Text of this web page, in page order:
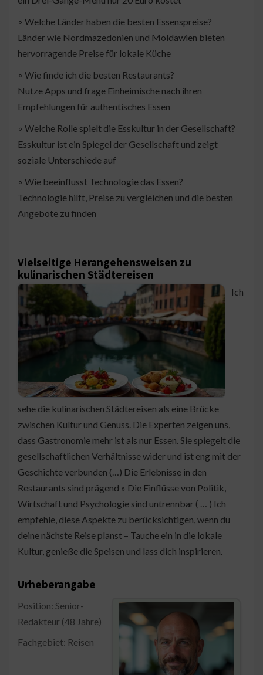
◦ Welche Länder haben die besten Essenspreise?
Länder wie Nordmazedonien und Moldawien bieten
hervorragende Preise für lokale Küche
◦ Wie finde ich die besten Restaurants?
Nutze Apps und frage Einheimische nach ihren
Empfehlungen für authentisches Essen
◦ Welche Rolle spielt die Esskultur in der Gesellschaft?
Esskultur ist ein Spiegel der Gesellschaft und zeigt
soziale Unterschiede auf
◦ Wie beeinflusst Technologie das Essen?
Technologie hilft, Preise zu vergleichen und die besten
Angebote zu finden
Vielseitige Herangehensweisen zu
kulinarischen Städtereisen
Ich
sehe die kulinarischen Städtereisen als eine Brücke
zwischen Kultur und Genuss. Die Experten zeigen uns,
dass Gastronomie mehr ist als nur Essen. Sie spiegelt die
gesellschaftlichen Verhältnisse wider und ist eng mit der
Geschichte verbunden (…) Die Erlebnisse in den
Restaurants sind prägend » Die Einflüsse von Politik,
Wirtschaft und Psychologie sind untrennbar ( … ) Ich
empfehle, diese Aspekte zu berücksichtigen, wenn du
deine nächste Reise planst – Tauche ein in die lokale
Kultur, genieße die Speisen und lass dich inspirieren.
Urheberangabe
Position: Senior-
Redakteur (48 Jahre)
Fachgebiet: Reisen